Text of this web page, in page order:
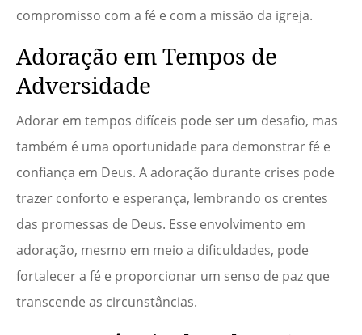
compromisso com a fé e com a missão da igreja.
Adoração em Tempos de
Adversidade
Adorar em tempos difíceis pode ser um desafio, mas
também é uma oportunidade para demonstrar fé e
confiança em Deus. A adoração durante crises pode
trazer conforto e esperança, lembrando os crentes
das promessas de Deus. Esse envolvimento em
adoração, mesmo em meio a dificuldades, pode
fortalecer a fé e proporcionar um senso de paz que
transcende as circunstâncias.